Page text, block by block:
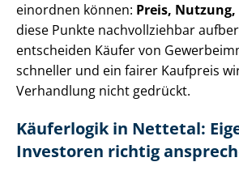
einordnen können: Preis,
diese Punkte nachvollziehbar
entscheiden Käufer von
schneller und ein fairer Kaufpreis
Verhandlung nicht gedrückt.
Käuferlogik in Nettetal:
Investoren richtig